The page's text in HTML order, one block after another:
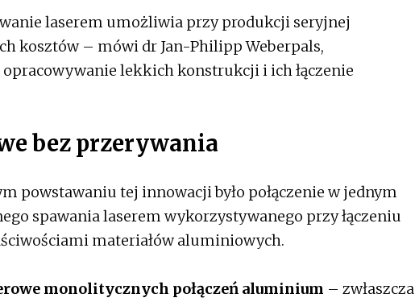
laserem umożliwia przy produkcji seryjnej
kosztów – mówi dr Jan-Philipp Weberpals,
lekkich konstrukcji i ich łączenie
bez przerywania
powstawaniu tej innowacji było połączenie w jednym
spawania laserem wykorzystywanego przy łączeniu
materiałów aluminiowych.
monolitycznych połączeń aluminium – zwłaszcza